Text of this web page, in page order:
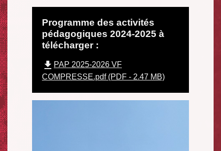
Programme des activités
pédagogiques 2024-2025 à
télécharger :
file_download PAP 2025-2026 VF
COMPRESSE.pdf (PDF - 2.47 MB)